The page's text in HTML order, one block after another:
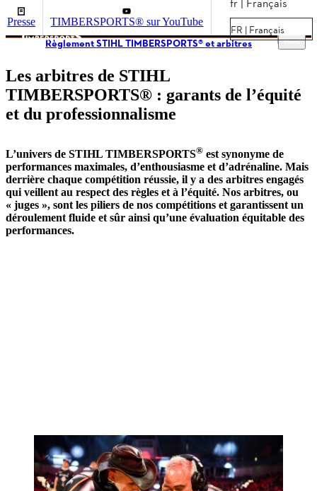
Presse TIMBERSPORTS® sur YouTube
fr | Français
FR | Français
Menu
Règlement STIHL TIMBERSPORTS® et arbitres
Les arbitres de STIHL
TIMBERSPORTS® : garants de l’équité
et du professionnalisme
L’univers de STIHL TIMBERSPORTS® est synonyme de
performances maximales, d’enthousiasme et d’adrénaline. Mais
derrière chaque compétition réussie, il y a des arbitres engagés
qui veillent au respect des règles et à l’équité. Nos arbitres, ou
« juges », sont les piliers de nos compétitions et garantissent un
déroulement fluide et sûr ainsi qu’une évaluation équitable des
performances.